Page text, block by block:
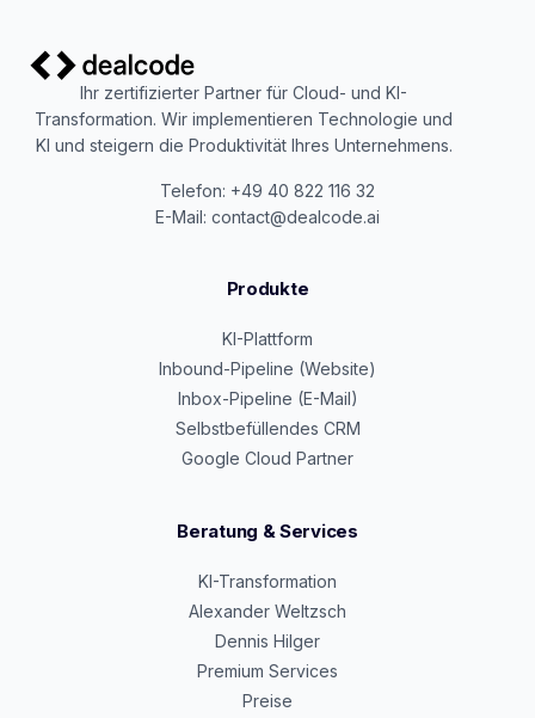
Ihr zertifizierter Partner für Cloud- und KI-
Transformation. Wir implementieren Technologie und
KI und steigern die Produktivität Ihres Unternehmens.
Telefon: +49 40 822 116 32
E-Mail: contact@dealcode.ai
Produkte
KI-Plattform
Inbound-Pipeline (Website)
Inbox-Pipeline (E-Mail)
Selbstbefüllendes CRM
Google Cloud Partner
Beratung & Services
KI-Transformation
Alexander Weltzsch
Dennis Hilger
Premium Services
Preise